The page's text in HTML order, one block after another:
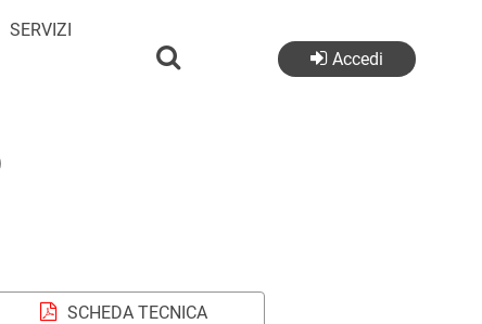
SERVIZI
Accedi
SCHEDA TECNICA